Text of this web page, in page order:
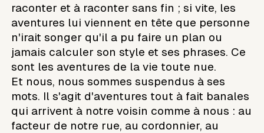
raconter et à raconter sans fin ; si vite, les
aventures lui viennent en tête que personne
n'irait songer qu'il a pu faire un plan ou
jamais calculer son style et ses phrases. Ce
sont les aventures de la vie toute nue.
Et nous, nous sommes suspendus à ses
mots. Il s'agit d'aventures tout à fait banales
qui arrivent à notre voisin comme à nous : au
facteur de notre rue, au cordonnier, au